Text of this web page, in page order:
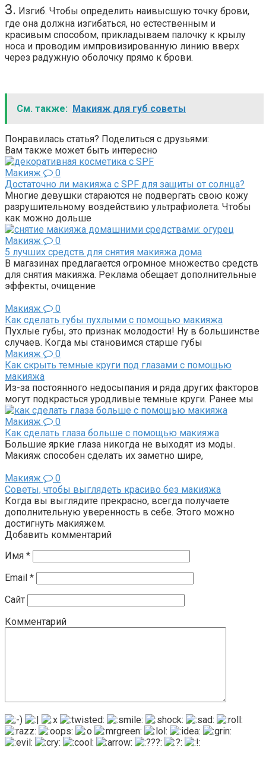
3. Изгиб. Чтобы определить наивысшую точку брови,
где она должна изгибаться, но естественным и
красивым способом, прикладываем палочку к крылу
носа и проводим импровизированную линию вверх
через радужную оболочку прямо к брови.
См. также: Макияж для губ советы
Понравилась статья? Поделиться с друзьями:
Вам также может быть интересно
Макияж
0
Достаточно ли макияжа с SPF для защиты от солнца?
Многие девушки стараются не подвергать свою кожу
разрушительному воздействию ультрафиолета. Чтобы
как можно дольше
Макияж
0
5 лучших средств для снятия макияжа дома
В магазинах предлагается огромное множество средств
для снятия макияжа. Реклама обещает дополнительные
эффекты, очищение
Макияж
0
Как сделать губы пухлыми с помощью макияжа
Пухлые губы, это признак молодости! Ну в большинстве
случаев. Когда мы становимся старше губы
Макияж
0
Как скрыть темные круги под глазами с помощью
макияжа
Из-за постоянного недосыпания и ряда других факторов
могут подкрасться уродливые темные круги. Ранее мы
Макияж
0
Как сделать глаза больше с помощью макияжа
Большие яркие глаза никогда не выходят из моды.
Макияж способен сделать их заметно шире,
Макияж
0
Советы, чтобы выглядеть красиво без макияжа
Когда вы выглядите прекрасно, всегда получаете
дополнительную уверенность в себе. Этого можно
достигнуть макияжем.
Добавить комментарий
Имя *
Email *
Сайт
Комментарий